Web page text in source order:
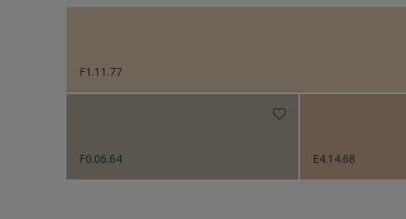
F1.11.77
F0.06.64 E4.14.68